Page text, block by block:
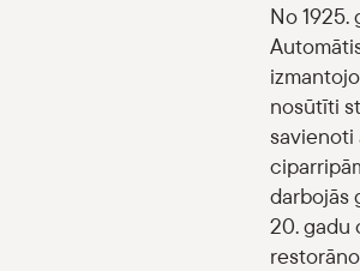
No
nosūtīti
savienoti
darbojās
20. gadu